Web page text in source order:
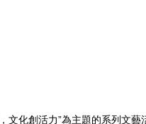
化創活力”為主題的系列文